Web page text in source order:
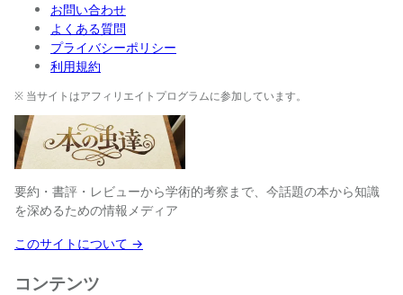
お問い合わせ
よくある質問
プライバシーポリシー
利用規約
※ 当サイトはアフィリエイトプログラムに参加しています。
要約・書評・レビューから学術的考察まで、今話題の本から知識
を深めるための情報メディア
このサイトについて →
コンテンツ